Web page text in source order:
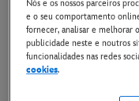
A Idade Do Gelo:
Explodir!
Nós e os nossos parceiros
e o seu comportamento
fornecer, analisar e melhorar
publicidade neste e noutros
funcionalidades nas redes
cookies.